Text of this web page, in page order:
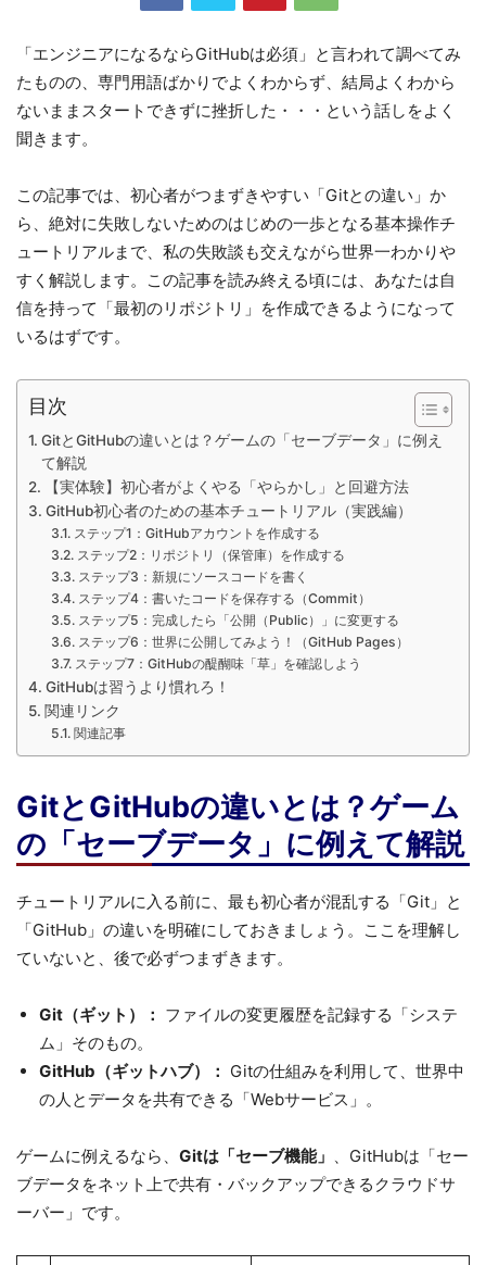
「エンジニアになるならGitHubは必須」と言われて調べてみ
たものの、専門用語ばかりでよくわからず、結局よくわから
ないままスタートできずに挫折した・・・という話しをよく
聞きます。
この記事では、初心者がつまずきやすい「Gitとの違い」か
ら、絶対に失敗しないためのはじめの一歩となる基本操作チ
ュートリアルまで、私の失敗談も交えながら世界一わかりや
すく解説します。この記事を読み終える頃には、あなたは自
信を持って「最初のリポジトリ」を作成できるようになって
いるはずです。
目次
GitとGitHubの違いとは？ゲームの「セーブデータ」に例え
て解説
【実体験】初心者がよくやる「やらかし」と回避方法
GitHub初心者のための基本チュートリアル（実践編）
ステップ1：GitHubアカウントを作成する
ステップ2：リポジトリ（保管庫）を作成する
ステップ3：新規にソースコードを書く
ステップ4：書いたコードを保存する（Commit）
ステップ5：完成したら「公開（Public）」に変更する
ステップ6：世界に公開してみよう！（GitHub Pages）
ステップ7：GitHubの醍醐味「草」を確認しよう
GitHubは習うより慣れろ！
関連リンク
関連記事
GitとGitHubの違いとは？ゲーム
の「セーブデータ」に例えて解説
チュートリアルに入る前に、最も初心者が混乱する「Git」と
「GitHub」の違いを明確にしておきましょう。ここを理解し
ていないと、後で必ずつまずきます。
Git（ギット）： ファイルの変更履歴を記録する「システ
ム」そのもの。
GitHub（ギットハブ）： Gitの仕組みを利用して、世界中
の人とデータを共有できる「Webサービス」。
ゲームに例えるなら、 Gitは「セーブ機能」
、GitHubは「セー
ブデータをネット上で共有・バックアップできるクラウドサ
ーバー」です。